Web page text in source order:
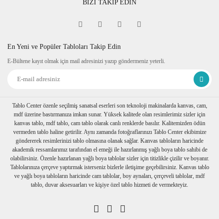
Sipariş verdiğiniz kanvas tablo baskıya girmeden önce
itibaren resmin devamı verilir.
ettiğinden daha dekoratif durur. Askı aparatı monte edilmiş bir
takılarak baloncuklu ambalaja sarılıp, kartonlanır. Nakliye
sırasında hasar görmesi engellenir.
Birden fazla tablo alımı yapılırsa her biri ayrı ayrı
paketlenerek müşterilerimize ulaştırılır.
BİZİ TAKİP EDİN
En Yeni ve Popüler Tabloları Takip Edin
E-Bültene kayıt olmak için mail adresinizi yazıp göndermeniz yeterli.
Tablo Center özenle seçilmiş sanatsal eserleri son teknoloji makinalarda kanvas, cam,
mdf üzerine bastırmanıza imkan sunar. Yüksek kalitede olan resimlerimiz sizler için
kanvas tablo, mdf tablo, cam tablo olarak canlı renklerde basılır. Kalitemizden ödün
vermeden tablo haline getirilir. Aynı zamanda fotoğraflarınızı Tablo Center ekibimize
göndererek resimlerinizi tablo olmasına olanak sağlar. Kanvas tabloların haricinde
akademik ressamlarımız tarafından el emeği ile hazırlanmış yağlı boya tablo sahibi de
olabilirsiniz. Özenle hazırlanan yağlı boya tablolar sizler için titizlikle çizilir ve boyanır.
Tablolarınıza çerçeve yaptırmak isterseniz bizlerle iletişime geçebilirsiniz. Kanvas tablo
ve yağlı boya tabloların haricinde cam tablolar, boy aynaları, çerçeveli tablolar, mdf
tablo, duvar aksesuarları ve kişiye özel tablo hizmeti de vermekteyiz.